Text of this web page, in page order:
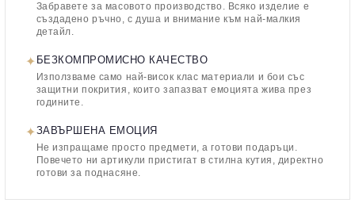
Забравете за масовото производство. Всяко изделие е
създадено ръчно, с душа и внимание към най-малкия
детайл.
✦ БЕЗКОМПРОМИСНО КАЧЕСТВО
Използваме само най-висок клас материали и бои със
защитни покрития, които запазват емоцията жива през
годините.
✦ЗАВЪРШЕНА ЕМОЦИЯ
Не изпращаме просто предмети, а готови подаръци.
Повечето ни артикули пристигат в стилна кутия, директно
готови за поднасяне.